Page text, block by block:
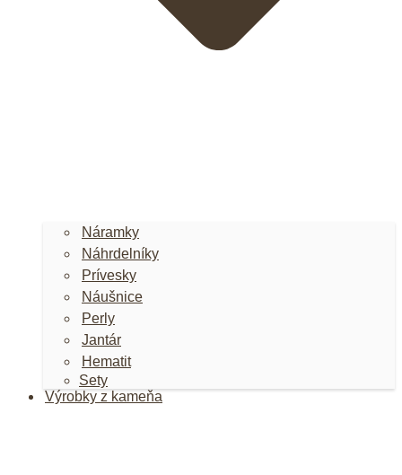
Náramky
Náhrdelníky
Prívesky
Náušnice
Perly
Jantár
Hematit
Sety
Výrobky z kameňa